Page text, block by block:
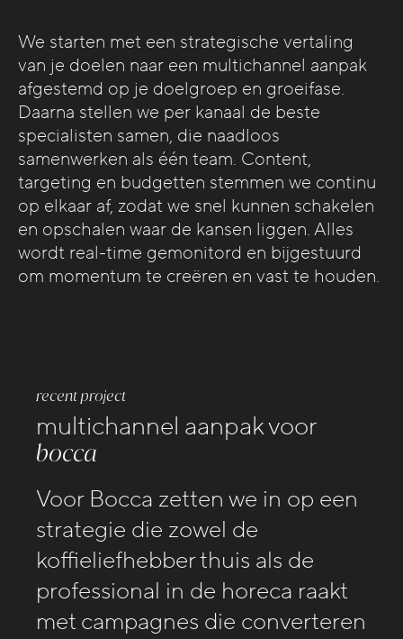
contact max
mail via max@omelettedufromage.nl
bellen kan via+316 13 75 1543
We starten met een strategische vertaling
van je doelen naar een multichannel aanpak
afgestemd op je doelgroep en groeifase.
Daarna stellen we per kanaal de beste
specialisten samen, die naadloos
samenwerken als één team. Content,
targeting en budgetten stemmen we continu
op elkaar af, zodat we snel kunnen schakelen
en opschalen waar de kansen liggen. Alles
wordt real-time gemonitord en bijgestuurd
om momentum te creëren en vast te houden.
recent project
recent project
multichannel aanpak voor
bocca
mokumboot
Voor Bocca zetten we in op een
strategie die zowel de
koffieliefhebber thuis als de
professional in de horeca raakt
met campagnes die converteren